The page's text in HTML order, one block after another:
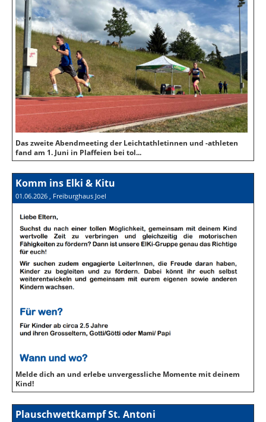
Das zweite Abendmeeting der Leichtathletinnen und -athleten
fand am 1. Juni in Plaffeien bei tol...
Komm ins Elki & Kitu
01.06.2026 , Freiburghaus Joel
Melde dich an und erlebe unvergessliche Momente mit deinem
Kind!
Plauschwettkampf St. Antoni